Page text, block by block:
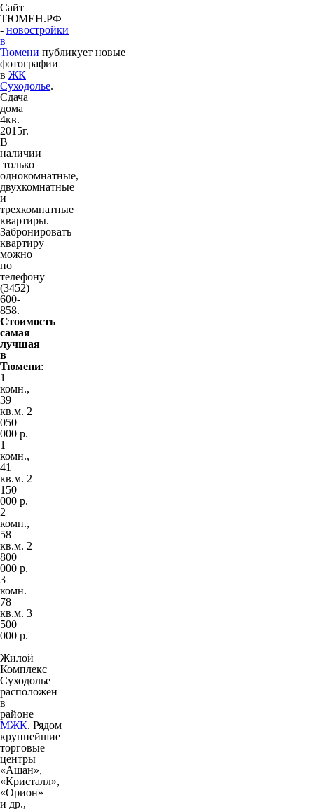
Сайт
ТЮМЕН.РФ
- новостройки
в
Тюмени публикует новые
фотографии
в ЖК
Суходолье.
Сдача
дома
4кв.
2015г.
В
наличии
только
однокомнатные,
двухкомнатные
и
трехкомнатные
квартиры.
Забронировать
квартиру
можно
по
телефону
(3452)
600-
858.
Стоимость
самая
лучшая
в
Тюмени:
1
комн.,
39
кв.м. 2
050
000 р.
1
комн.,
41
кв.м. 2
150
000 р.
2
комн.,
58
кв.м. 2
800
000 р.
3
комн.
78
кв.м. 3
500
000 р.
Жилой
Комплекс
Суходолье
расположен
в
районе
МЖК. Рядом
крупнейшие
торговые
центры
«Ашан»,
«Кристалл»,
«Орион»
и др.,